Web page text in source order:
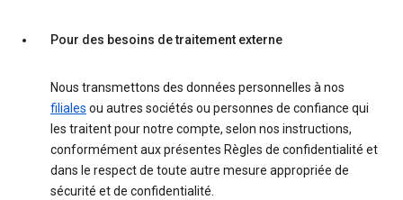
Pour des besoins de traitement externe
Nous transmettons des données personnelles à nos
filiales ou autres sociétés ou personnes de confiance qui
les traitent pour notre compte, selon nos instructions,
conformément aux présentes Règles de confidentialité et
dans le respect de toute autre mesure appropriée de
sécurité et de confidentialité.